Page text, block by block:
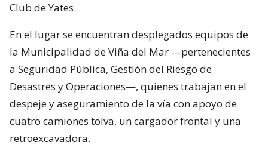
Club de Yates.
En el lugar se encuentran desplegados equipos de
la Municipalidad de Viña del Mar —pertenecientes
a Seguridad Pública, Gestión del Riesgo de
Desastres y Operaciones—, quienes trabajan en el
despeje y aseguramiento de la vía con apoyo de
cuatro camiones tolva, un cargador frontal y una
retroexcavadora.